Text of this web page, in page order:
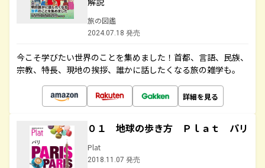
旅の図鑑
2024.07.18 発売
今こそ学びたい世界のことを集めました！首都、言語、民族、
宗教、特長、現地の挨拶、誰かに話したくなる旅の雑学も。
詳細を見る
０１ 地球の歩き方 Ｐｌａｔ パリ
Plat
2018.11.07 発売